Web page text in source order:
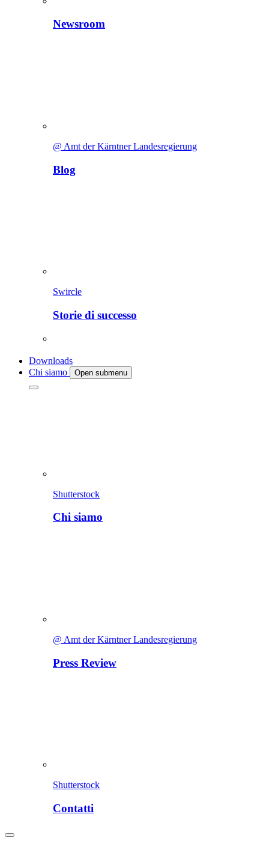
Newsroom
@ Amt der Kärntner Landesregierung
Blog
Swircle
Storie di successo
Downloads
Chi siamo
Open submenu
Shutterstock
Chi siamo
@ Amt der Kärntner Landesregierung
Press Review
Shutterstock
Contatti